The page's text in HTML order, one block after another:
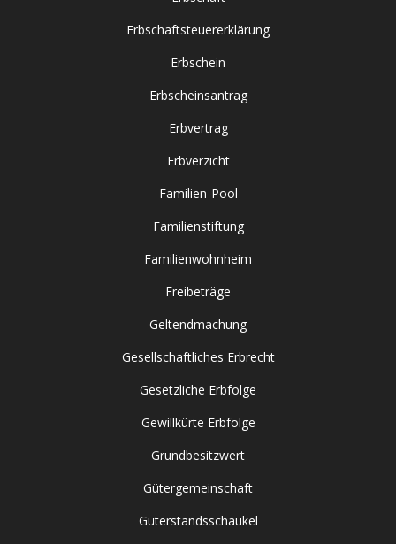
Erbschaftsteuererklärung
Erbschein
Erbscheinsantrag
Erbvertrag
Erbverzicht
Familien-Pool
Familienstiftung
Familienwohnheim
Freibeträge
Geltendmachung
Gesellschaftliches Erbrecht
Gesetzliche Erbfolge
Gewillkürte Erbfolge
Grundbesitzwert
Gütergemeinschaft
Güterstandsschaukel